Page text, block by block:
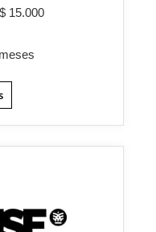
15.000